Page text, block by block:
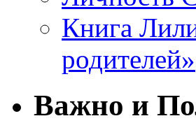
Книга
родителей»
Важно и